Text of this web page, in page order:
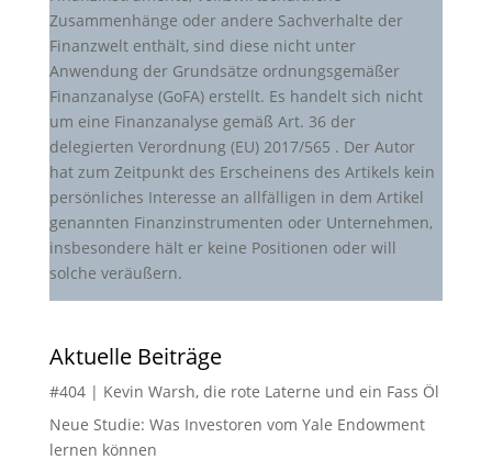
Zusammenhänge oder andere Sachverhalte der
Finanzwelt enthält, sind diese nicht unter
Anwendung der Grundsätze ordnungsgemäßer
Finanzanalyse (GoFA) erstellt. Es handelt sich nicht
um eine Finanzanalyse gemäß Art. 36 der
delegierten Verordnung (EU) 2017/565 . Der Autor
hat zum Zeitpunkt des Erscheinens des Artikels kein
persönliches Interesse an allfälligen in dem Artikel
genannten Finanzinstrumenten oder Unternehmen,
insbesondere hält er keine Positionen oder will
solche veräußern.
Aktuelle Beiträge
#404 | Kevin Warsh, die rote Laterne und ein Fass Öl
Neue Studie: Was Investoren vom Yale Endowment
lernen können